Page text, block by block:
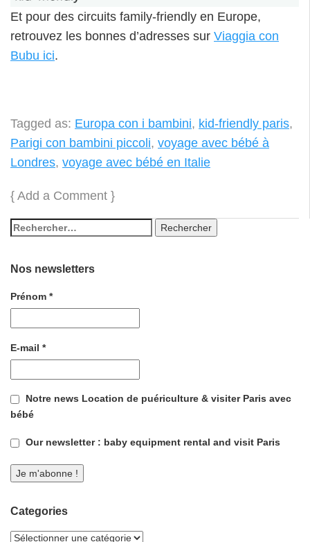
Et pour des circuits family-friendly en Europe,
retrouvez les bonnes d’adresses sur Viaggia con
Bubu ici.
Tagged as: Europa con i bambini, kid-friendly paris,
Parigi con bambini piccoli, voyage avec bébé à
Londres, voyage avec bébé en Italie
{ Add a Comment }
Nos newsletters
Prénom *
E-mail *
Notre news Location de puériculture & visiter Paris avec
bébé
Our newsletter : baby equipment rental and visit Paris
Categories